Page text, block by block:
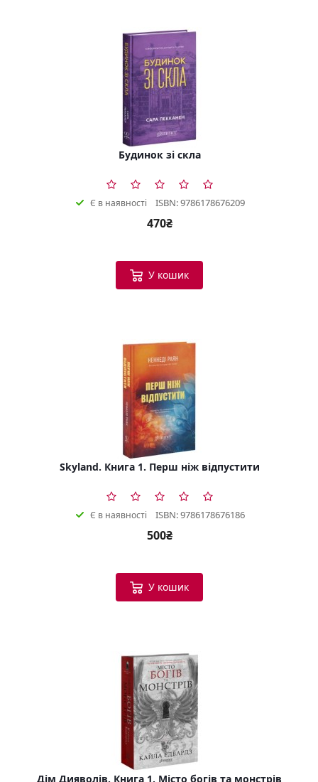
Будинок зі скла
Є в наявності ISBN: 9786178676209
470₴
У кошик
Skyland. Книга 1. Перш ніж відпустити
Є в наявності ISBN: 9786178676186
500₴
У кошик
Дім Дияволів. Книга 1. Місто богів та монстрів